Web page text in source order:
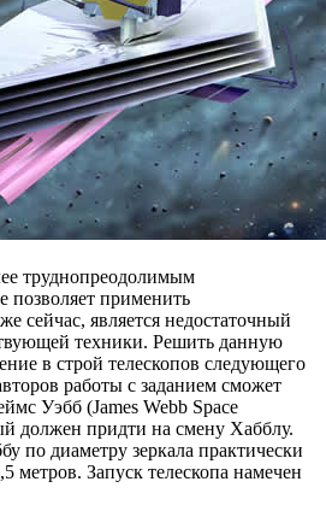
труднопреодолимым
позволяет применить
сейчас, является недостаточный
техники. Решить данную
в строй телескопов следующего
работы с заданием сможет
Уэбб (James Webb Space
должен придти на смену Хабблу.
по диаметру зеркала практически
метров. Запуск телескопа намечен